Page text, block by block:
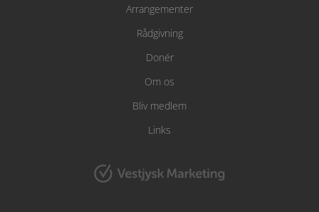
Arrangementer
Rådgivning
Donér
Om os
Bliv medlem
Links